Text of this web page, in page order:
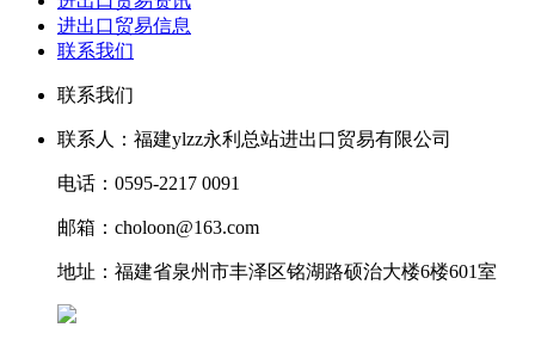
进出口贸易信息
联系我们
联系我们
联系人：福建ylzz永利总站进出口贸易有限公司
电话：0595-2217 0091
邮箱：choloon@163.com
地址：福建省泉州市丰泽区铭湖路硕治大楼6楼601室